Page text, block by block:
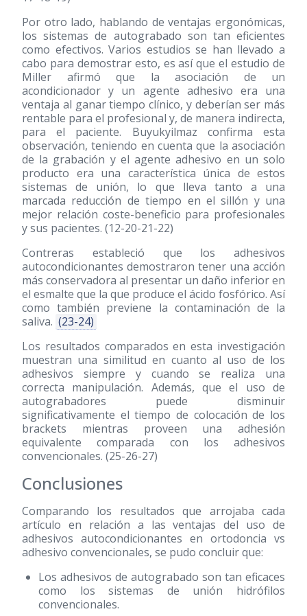
Por otro lado, hablando de ventajas ergonómicas,
los sistemas de autograbado son tan eficientes
como efectivos. Varios estudios se han llevado a
cabo para demostrar esto, es así que el estudio de
Miller afirmó que la asociación de un
acondicionador y un agente adhesivo era una
ventaja al ganar tiempo clínico, y deberían ser más
rentable para el profesional y, de manera indirecta,
para el paciente. Buyukyilmaz confirma esta
observación, teniendo en cuenta que la asociación
de la grabación y el agente adhesivo en un solo
producto era una característica única de estos
sistemas de unión, lo que lleva tanto a una
marcada reducción de tiempo en el sillón y una
mejor relación coste-beneficio para profesionales
y sus pacientes. (12-20-21-22)
Contreras estableció que los adhesivos
autocondicionantes demostraron tener una acción
más conservadora al presentar un daño inferior en
el esmalte que la que produce el ácido fosfórico. Así
como también previene la contaminación de la
saliva. (23-24)
Los resultados comparados en esta investigación
muestran una similitud en cuanto al uso de los
adhesivos siempre y cuando se realiza una
correcta manipulación. Además, que el uso de
autograbadores puede disminuir
significativamente el tiempo de colocación de los
brackets mientras proveen una adhesión
equivalente comparada con los adhesivos
convencionales. (25-26-27)
Conclusiones
Comparando los resultados que arrojaba cada
artículo en relación a las ventajas del uso de
adhesivos autocondicionantes en ortodoncia vs
adhesivo convencionales, se pudo concluir que:
Los adhesivos de autograbado son tan eficaces
como los sistemas de unión hidrófilos
convencionales.